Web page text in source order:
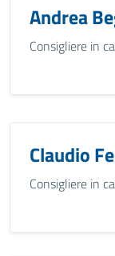
Andrea
Consigliere in
Claudio
Consigliere in